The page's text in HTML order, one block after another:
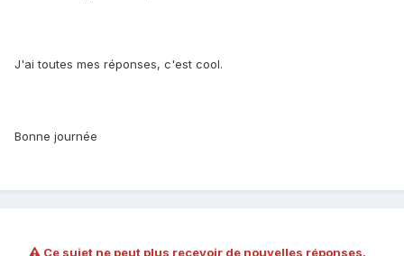
J'ai toutes mes réponses, c'est cool.
Bonne journée
Ce sujet ne peut plus recevoir de nouvelles réponses.